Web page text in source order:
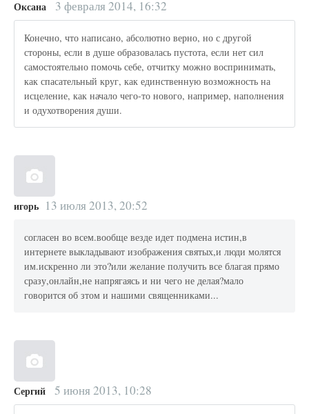
Оксана 3 февраля 2014, 16:32
Конечно, что написано, абсолютно верно, но с другой
стороны, если в душе образовалась пустота, если нет сил
самостоятельно помочь себе, отчитку можно воспринимать,
как спасательный круг, как единственную возможность на
исцеление, как начало чего-то нового, например, наполнения
и одухотворения души.
игорь 13 июля 2013, 20:52
согласен во всем.вообще везде идет подмена истин,в
интернете выкладывают изображения святых,и люди молятся
им.искренно ли это?или желание получить все благая прямо
сразу,онлайн,не напрягаясь и ни чего не делая?мало
говорится об зтом и нашими священниками...
Сергий 5 июня 2013, 10:28